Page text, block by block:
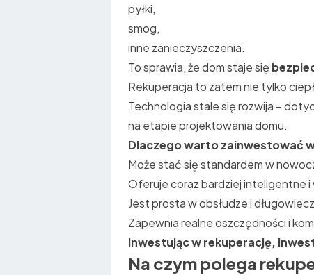
pyłki,
smog,
inne zanieczyszczenia.
To sprawia, że dom staje się
Rekuperacja to zatem nie tylko
Technologia stale się rozwija –
na etapie projektowania domu.
Dlaczego warto zainwestować
Może stać się standardem w
Oferuje coraz bardziej inteligentne i
Jest prosta w obsłudze i
Zapewnia realne oszczędności i
Inwestując w rekuperację,
Na czym polega